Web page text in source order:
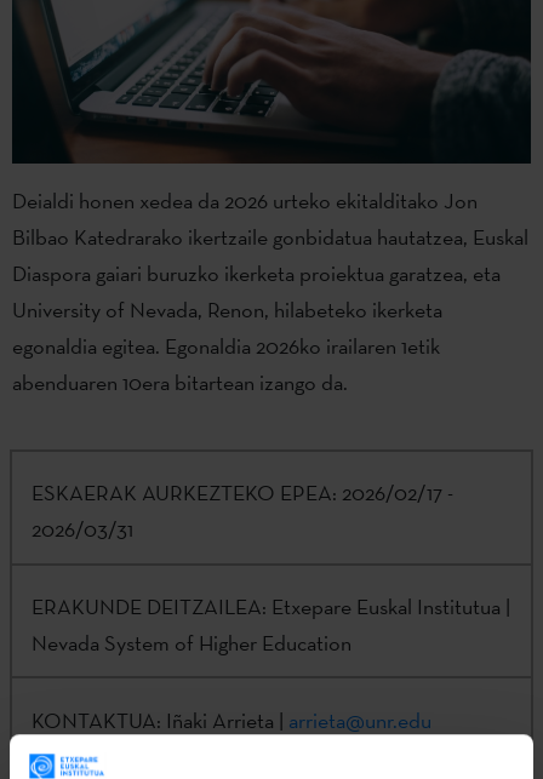
Deialdi honen xedea da 2026 urteko ekitalditako Jon
Bilbao Katedrarako ikertzaile gonbidatua hautatzea, Euskal
Diaspora gaiari buruzko ikerketa proiektua garatzea, eta
University of Nevada, Renon, hilabeteko ikerketa
egonaldia egitea. Egonaldia 2026ko irailaren 1etik
abenduaren 10era bitartean izango da.
ESKAERAK AURKEZTEKO EPEA: 2026/02/17 -
2026/03/31
ERAKUNDE DEITZAILEA: Etxepare Euskal Institutua |
Nevada System of Higher Education
KONTAKTUA: Iñaki Arrieta | arrieta@unr.edu